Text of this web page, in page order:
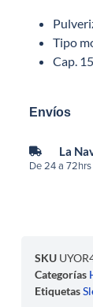
Tipo
Cap.
Envíos
La
De 24 a
SKU
Categorías
Etiquetas